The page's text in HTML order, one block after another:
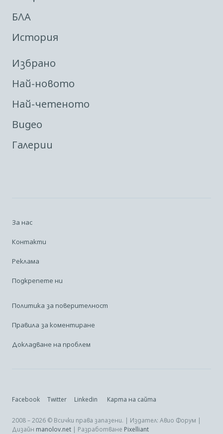
БЛА
История
Избрано
Най-новото
Най-четеното
Видео
Галерии
За нас
Контакти
Реклама
Подкрепете ни
Политика за поверителност
Правила за коментиране
Докладване на проблем
Facebook Twitter Linkedin Карта на сайта
2008 – 2026 © Всички права запазени. | Издател: Авио Форум |
Дизайн manolov.net | Разработване Pixelliant